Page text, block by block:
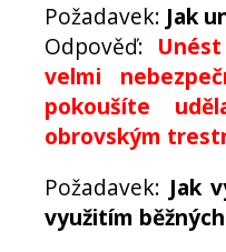
Požadavek: Jak
Odpověď:
velmi
pokoušíte
obrovským
Požadavek: Jak
využitím